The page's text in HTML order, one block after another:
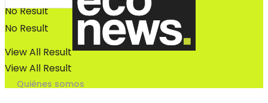
No Result
View All Result
No Result
View All Result
Quiénes somos